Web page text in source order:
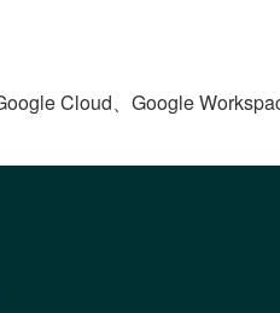
Cloud、Google